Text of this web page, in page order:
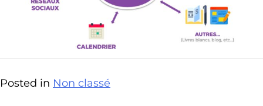
Posted in Non classé